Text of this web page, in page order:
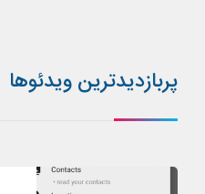
پربازدیدترین ویدئوها